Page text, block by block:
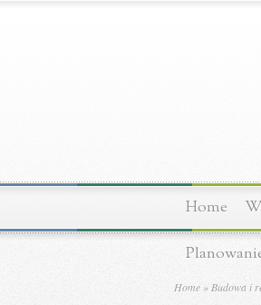
Home
Home » Budowa i